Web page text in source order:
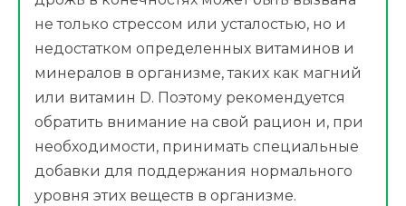
не только стрессом или усталостью, но и
недостатком определенных витаминов и
минералов в организме, таких как магний
или витамин D. Поэтому рекомендуется
обратить внимание на свой рацион и, при
необходимости, принимать специальные
добавки для поддержания нормального
уровня этих веществ в организме.